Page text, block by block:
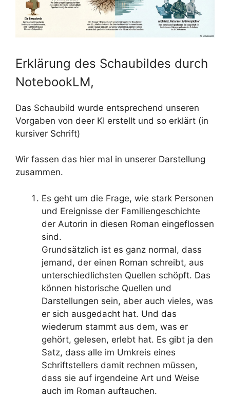
Erklärung des Schaubildes durch
NotebookLM,
Das Schaubild wurde entsprechend unseren
Vorgaben von deer KI erstellt und so erklärt (in
kursiver Schrift)
Wir fassen das hier mal in unserer Darstellung
zusammen.
Es geht um die Frage, wie stark Personen
und Ereignisse der Familiengeschichte
der Autorin in diesen Roman eingeflossen
sind.
Grundsätzlich ist es ganz normal, dass
jemand, der einen Roman schreibt, aus
unterschiedlichsten Quellen schöpft. Das
können historische Quellen und
Darstellungen sein, aber auch vieles, was
er sich ausgedacht hat. Und das
wiederum stammt aus dem, was er
gehört, gelesen, erlebt hat. Es gibt ja den
Satz, dass alle im Umkreis eines
Schriftstellers damit rechnen müssen,
dass sie auf irgendeine Art und Weise
auch im Roman auftauchen.